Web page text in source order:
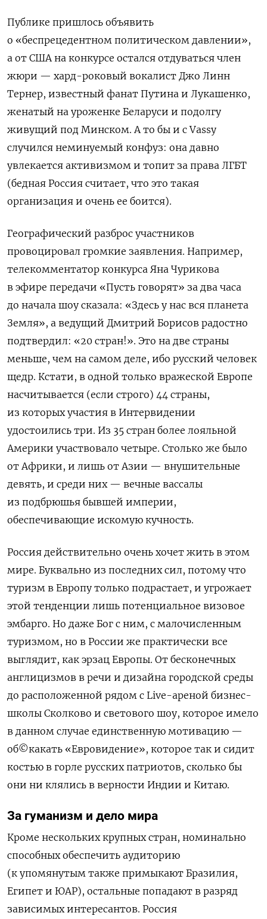
Публике пришлось объявить
о «беспрецедентном политическом давлении»,
а от США на конкурсе остался отдуваться член
жюри — хард-роковый вокалист Джо Линн
Тернер, известный фанат Путина и Лукашенко,
женатый на уроженке Беларуси и подолгу
живущий под Минском. А то бы и с Vassy
случился неминуемый конфуз: она давно
увлекается активизмом и топит за права ЛГБТ
(бедная Россия считает, что это такая
организация и очень ее боится).
Географический разброс участников
провоцировал громкие заявления. Например,
телекомментатор конкурса Яна Чурикова
в эфире передачи «Пусть говорят» за два часа
до начала шоу сказала: «Здесь у нас вся планета
Земля», а ведущий Дмитрий Борисов радостно
подтвердил: «20 стран!». Это на две страны
меньше, чем на самом деле, ибо русский человек
щедр. Кстати, в одной только вражеской Европе
насчитывается (если строго) 44 страны,
из которых участия в Интервидении
удостоились три. Из 35 стран более лояльной
Америки участвовало четыре. Столько же было
от Африки, и лишь от Азии — внушительные
девять, и среди них — вечные вассалы
из подбрюшья бывшей империи,
обеспечивающие искомую кучность.
Россия действительно очень хочет жить в этом
мире. Буквально из последних сил, потому что
туризм в Европу только подрастает, и угрожает
этой тенденции лишь потенциальное визовое
эмбарго. Но даже Бог с ним, с малочисленным
туризмом, но в России же практически все
выглядит, как эрзац Европы. От бесконечных
англицизмов в речи и дизайна городской среды
до расположенной рядом с Live-ареной бизнес-
школы Сколково и светового шоу, которое имело
в данном случае единственную мотивацию —
об©какать «Евровидение», которое так и сидит
костью в горле русских патриотов, сколько бы
они ни клялись в верности Индии и Китаю.
За гуманизм и дело мира
Кроме нескольких крупных стран, номинально
способных обеспечить аудиторию
(к упомянутым также примыкают Бразилия,
Египет и ЮАР), остальные попадают в разряд
зависимых интересантов. Россия